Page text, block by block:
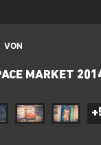
VON
MARKET